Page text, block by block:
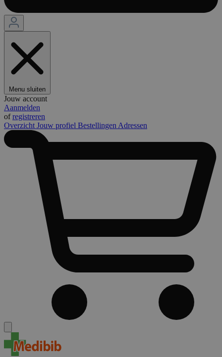
Menu sluiten
Jouw account
Aanmelden
ofregistreren
Overzicht Jouw profiel Bestellingen Adressen